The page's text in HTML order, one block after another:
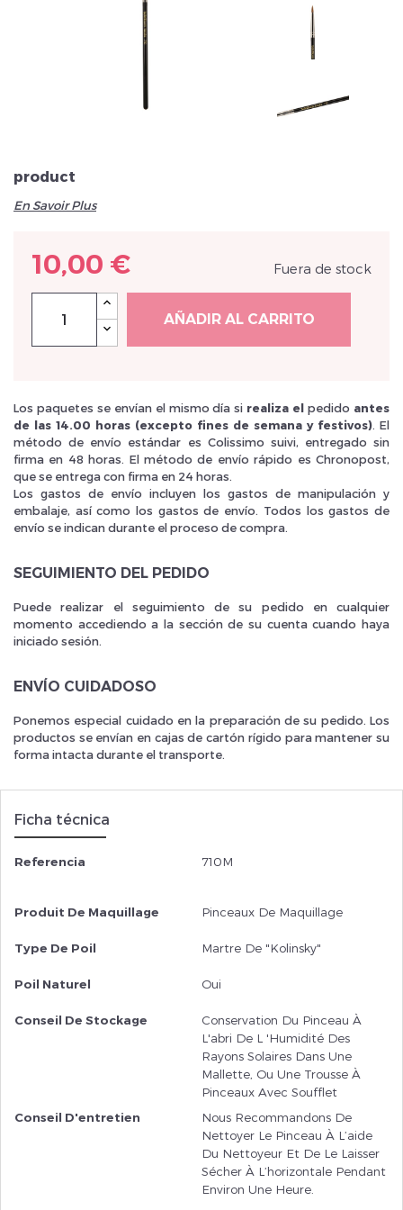
Inscrivez vous et ainsi bénéficier des tarifs professionnel
product
En Savoir Plus
10,00 € Fuera de stock
AÑADIR AL CARRITO
Los paquetes se envían el mismo día si realiza el pedido antes
de las 14.00 horas (excepto fines de semana y festivos) . El
método de envío estándar es Colissimo suivi, entregado sin
firma en 48 horas. El método de envío rápido es Chronopost,
que se entrega con firma en 24 horas.
Los gastos de envío incluyen los gastos de manipulación y
embalaje, así como los gastos de envío. Todos los gastos de
envío se indican durante el proceso de compra.
SEGUIMIENTO DEL PEDIDO
Puede realizar el seguimiento de su pedido en cualquier
momento accediendo a la sección de su cuenta cuando haya
iniciado sesión.
ENVÍO CUIDADOSO
Ponemos especial cuidado en la preparación de su pedido. Los
productos se envían en cajas de cartón rígido para mantener su
forma intacta durante el transporte.
Ficha técnica
Referencia 710M
Produit De Maquillage Pinceaux De Maquillage
Type De Poil Martre De "Kolinsky"
Poil Naturel Oui
Conseil De Stockage
Conservation Du Pinceau À
L'abri De L 'humidité Des
Rayons Solaires Dans Une
Mallette, Ou Une Trousse À
Pinceaux Avec Soufflet
Conseil D'entretien
Nous Recommandons De
Nettoyer Le Pinceau À L’aide
Du Nettoyeur Et De Le Laisser
Sécher À L’horizontale Pendant
Environ Une Heure.